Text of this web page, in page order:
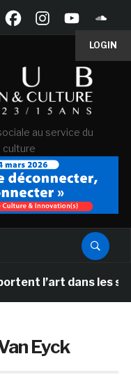
LOGIN
au service du
culture
l’art dans les
Eyck